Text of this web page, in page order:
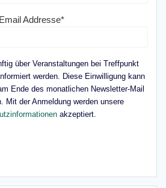
Email Addresse*
über Veranstaltungen bei Treffpunkt
werden. Diese Einwilligung kann
Ende des monatlichen Newsletter-Mail
Mit der Anmeldung werden unsere
akzeptiert.